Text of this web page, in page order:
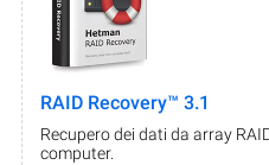
RAID Recovery™ 3.1
Recupero dei dati da array
computer.